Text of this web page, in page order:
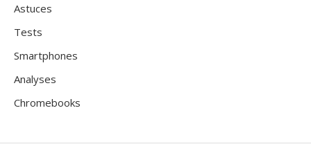
Astuces
Tests
Smartphones
Analyses
Chromebooks